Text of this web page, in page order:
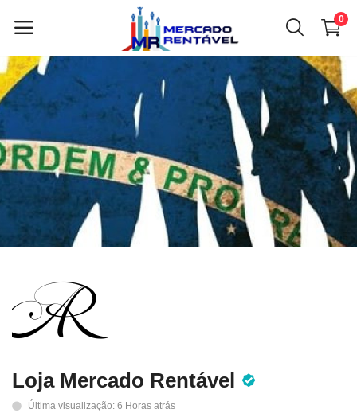
0
Vender
Menu principal
Categorias
Início
Lista de desejos
Contato
Entrar
Loja Mercado Rentável
Última visualização: 6 Horas atrás